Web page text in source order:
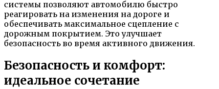
системы позволяют автомобилю быстро
реагировать на изменения на дороге и
обеспечивать максимальное сцепление с
дорожным покрытием. Это улучшает
безопасность во время активного движения.
Безопасность и комфорт:
идеальное сочетание